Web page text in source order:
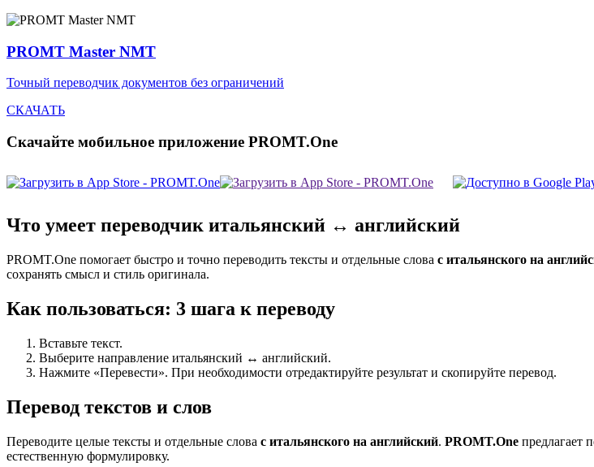
PROMT Master NMT
Точный переводчик документов без ограничений
СКАЧАТЬ
Скачайте мобильное приложение PROMT.One
Что умеет переводчик итальянский ↔ английский
PROMT.One помогает быстро и точно переводить тексты и отдельные слова с итальянского на
сохранять смысл и стиль оригинала.
Как пользоваться: 3 шага к переводу
Вставьте текст.
Выберите направление итальянский ↔ английский.
Нажмите «Перевести». При необходимости отредактируйте результат и скопируйте перевод.
Перевод текстов и слов
Переводите целые тексты и отдельные слова с итальянского на английский. PROMT.One предлагает
естественную формулировку.